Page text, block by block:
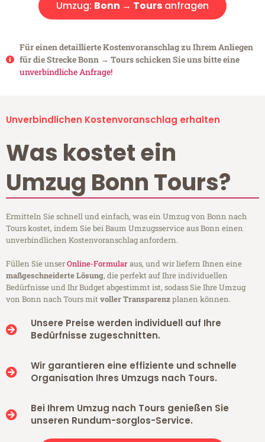
Umzug: Bonn → Tours anfragen
Für einen detaillierte Kostenvoranschlag zu Ihrem Anliegen
für die Strecke Bonn → Tours schicken Sie uns bitte eine
unverbindliche Anfrage!
Unverbindlichen Kostenvoranschlag erhalten
Was kostet ein
Umzug Bonn Tours?
Ermitteln Sie schnell und einfach, was ein Umzug von Bonn nach
Tours kostet, indem Sie bei Baum Umzugsservice aus Bonn einen
unverbindlichen Kostenvoranschlag anfordern.
Füllen Sie unserOnline-Formularaus, und wir liefern Ihnen eine
maßgeschneiderte Lösung, die perfekt auf Ihre individuellen
Bedürfnisse und Ihr Budget abgestimmt ist, sodass Sie Ihre Umzug
von Bonn nach Tours mitvoller Transparenzplanen können.
Unsere Preise werden individuell auf Ihre
Bedürfnisse zugeschnitten.
Wir garantieren eine effiziente und schnelle
Organisation Ihres Umzugs nach Tours.
Bei Ihrem Umzug nach Tours genießen Sie
unseren Rundum-sorglos-Service.